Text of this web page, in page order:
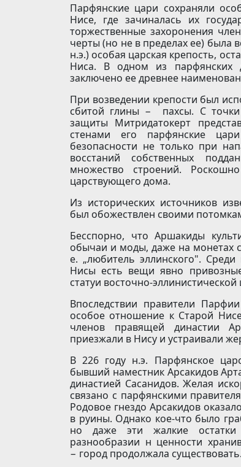
Парфянские цари сохраняли
Нисе, где зачиналась их
торжественные захоронения
черты (но не в пределах ее) была
н.э.) особая царская крепость,
Ниса. В одном из парфянских
заключено ее древнее
При возведении крепости был
сбитой глины − пахсы. С точки
защиты Митридатокерт
стенами его парфянские
безопасности не только при
восстаний собственных
множество строений.
царствующего дома.
Из исторических источников
был обожествлен своими
Бесспорно, что Аршакиды
обычаи и моды, даже на монетах
е. „любитель эллинского".
Нисы есть вещи явно
статуи восточно-
Впоследствии правители
особое отношение к Старой
членов правящей династии
приезжали в Нису и устраивали
В 226 году н.э. Парфянское
бывший наместник Арсакидов
династией Сасанидов. Желая
связано с парфянскими
Родовое гнездо Арсакидов
в руины. Однако кое-что было
но даже эти жалкие остатки
разнообразии н ценности
− город продолжала существовать.